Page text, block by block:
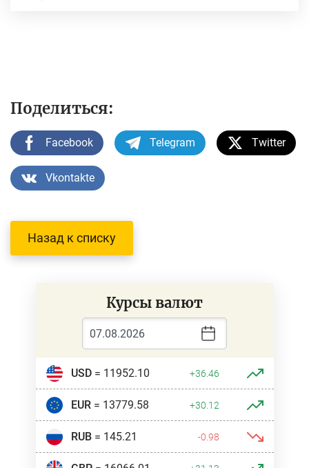
Поделиться:
Facebook Telegram Twitter
Vkontakte
Назад к списку
Курсы валют
USD= 11952.10 +36.46
EUR= 13779.58 +30.12
RUB= 145.21 -0.98